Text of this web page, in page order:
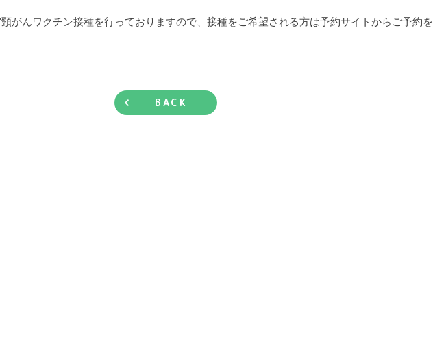
がんワクチン接種を行っておりますので、接種をご希望される方は予約サイトからご予約を
BACK